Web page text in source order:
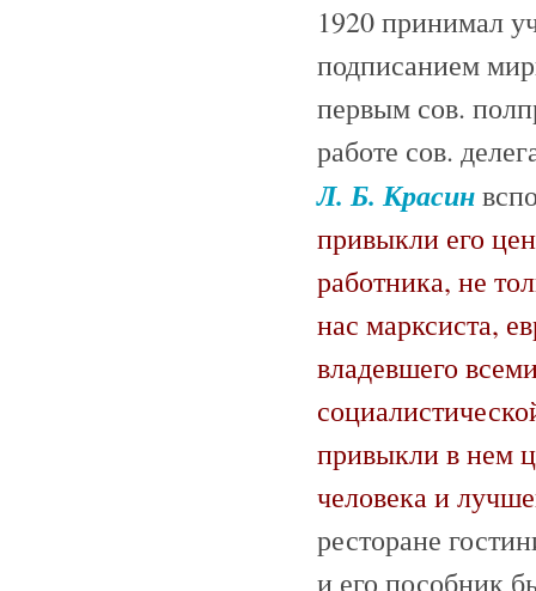
1920 принимал
подписанием
первым сов.
работе сов.
Л. Б. Красин
привыкли его
работника, не
нас марксиста,
владевшего
привыкли в нем
человека и
ресторане
и его пособник